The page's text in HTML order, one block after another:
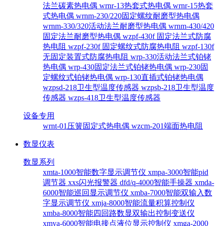
法兰碳素热电偶 wrnr-13热套式热电偶 wrnr-15热套
式热电偶 wrnm-230/220固定螺纹耐磨型热电偶
wrnm-330/320活动法兰耐磨型热电偶 wrnm-430/420
固定法兰耐磨型热电偶 wzpf-430f 固定法兰式防腐
热电阻 wzpf-230f 固定螺纹式防腐热电阻 wzpf-130f
无固定装置式防腐热电阻 wrp-330活动法兰式铂铑
热电偶 wrp-430固定法兰式铂铑热电偶 wrp-230固
定螺纹式铂铑热电偶 wrp-130直插式铂铑热电偶
wzpsd-218卫生型温度传感器 wzpsb-218卫生型温度
传感器 wzps-418卫生型温度传感器
设备专用
wrnt-01压簧固定式热电偶 wzcm-201端面热电阻
数显仪表
数显系列
xmta-1000智能数字显示调节仪 xmpa-3000智能pid
调节器 xxs闪光报警器 dfd/q-4000智能手操器 xmda-
6000智能巡回显示调节仪 xmba-7000智能双输入数
字显示调节仪 xmja-8000智能流量积算控制仪
xmba-8000智能四回路数显双输出控制变送仪
xmya-6000智能电接点液位显示控制仪 xmga-2000